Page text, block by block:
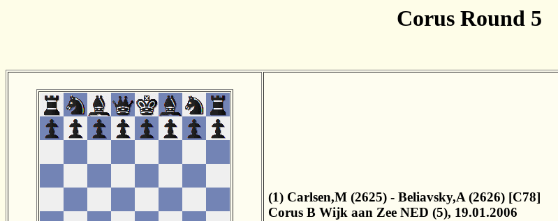
Corus Round 5
(1) Carlsen,M (2625) - Beliavsky,A (2626) [C78]
Corus B Wijk aan Zee NED (5), 19.01.2006